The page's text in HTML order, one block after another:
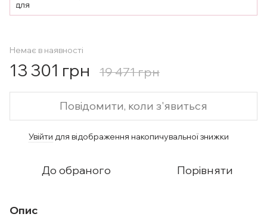
Немає в наявності
13 301 грн 19 471 грн
Повідомити, коли з'явиться
Увійти для відображення накопичувальної знижки
До обраного Порівняти
Опис